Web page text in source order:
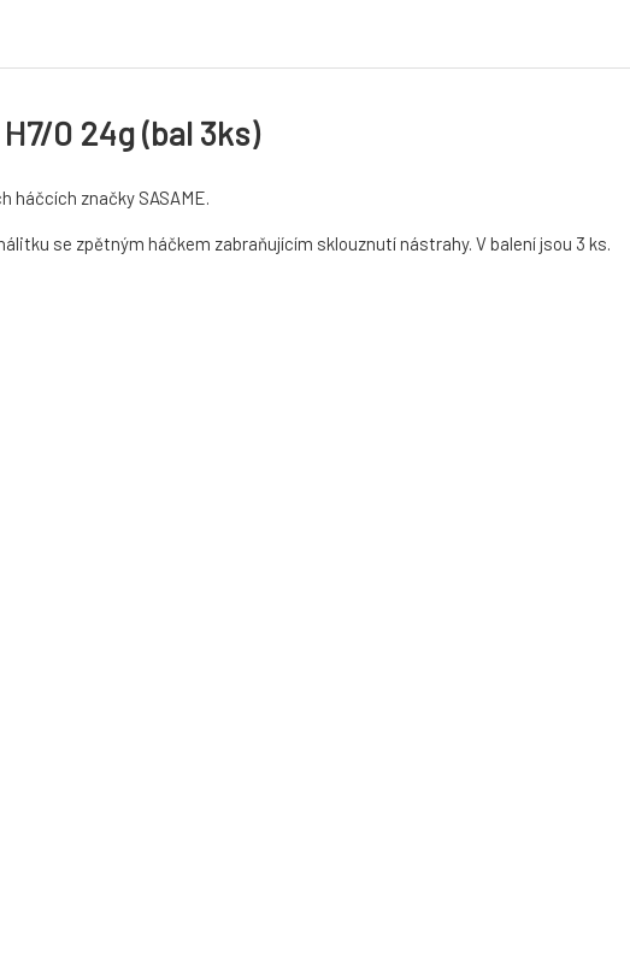
0 24g (bal 3ks)
háčcích značky SASAME.
se zpětným háčkem zabraňujícím sklouznutí nástrahy. V balení jsou 3 ks.